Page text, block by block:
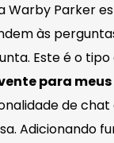
Warby Parker
às
Este é o
para
de
Adicionando